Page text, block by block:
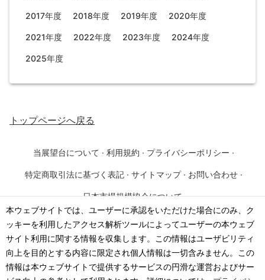
本ウェブサイトでは、ユーザーに承認をいただけた場合にのみ、ク
ッキーを利用したアクセス解析ツールによってユーザーの本ウェブ
サイト利用に関する情報を収集します。この情報はユーザビリティ
向上を目的とする内容に限定され個人情報は一切含みません。この
情報は本ウェブサイトで提供するサービスの円滑な運営およびサー
2017年度 2018年度 2019年度 2020年度
2021年度 2022年度 2023年度 2024年度
2025年度
トップページへ戻る
当展望台について · 利用規約 · プライバシーポリシー ·
特定商取引法に基づく表記 · サイトマップ · お問い合わせ ·
日本市場規模協会について
©2026· 一般社団法人 日本市場規模協会